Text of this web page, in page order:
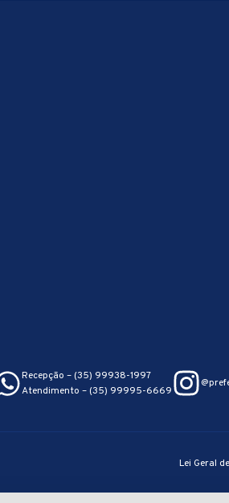
Recepção – (35) 99938-1997
Atendimento – (35) 99995-6669
Lei Geral